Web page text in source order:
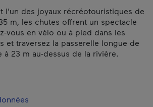
l'un des joyaux récréotouristiques de
m, les chutes offrent un spectacle
vous en vélo ou à pied dans les
et traversez la passerelle longue de
à 23 m au-dessus de la rivière.